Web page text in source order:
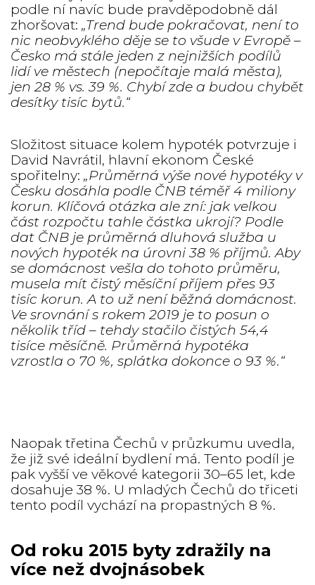
podle ní navíc bude pravděpodobně dál
zhoršovat:„Trend bude pokračovat, není to
nic neobvyklého děje se to všude v Evropě –
Česko má stále jeden z nejnižších podílů
lidí ve městech (nepočítaje malá města),
jen 28 % vs. 39 %. Chybí zde a budou chybět
desítky tisíc bytů.“
Složitost situace kolem hypoték potvrzuje i
David Navrátil, hlavní ekonom České
spořitelny:„Průměrná výše nové hypotéky v
Česku dosáhla podle ČNB téměř 4 miliony
korun. Klíčová otázka ale zní: jak velkou
část rozpočtu tahle částka ukrojí? Podle
dat ČNB je průměrná dluhová služba u
nových hypoték na úrovni 38 % příjmů. Aby
se domácnost vešla do tohoto průměru,
musela mít čistý měsíční příjem přes 93
tisíc korun. A to už není běžná domácnost.
Ve srovnání s rokem 2019 je to posun o
několik tříd – tehdy stačilo čistých 54,4
tisíce měsíčně. Průměrná hypotéka
vzrostla o 70 %, splátka dokonce o 93 %.“
Naopak třetina Čechů v průzkumu uvedla,
že již své ideální bydlení má. Tento podíl je
pak vyšší ve věkové kategorii 30–65 let, kde
dosahuje 38 %. U mladých Čechů do třiceti
tento podíl vychází na propastných 8 %.
Od roku 2015 byty zdražily na
více než dvojnásobek